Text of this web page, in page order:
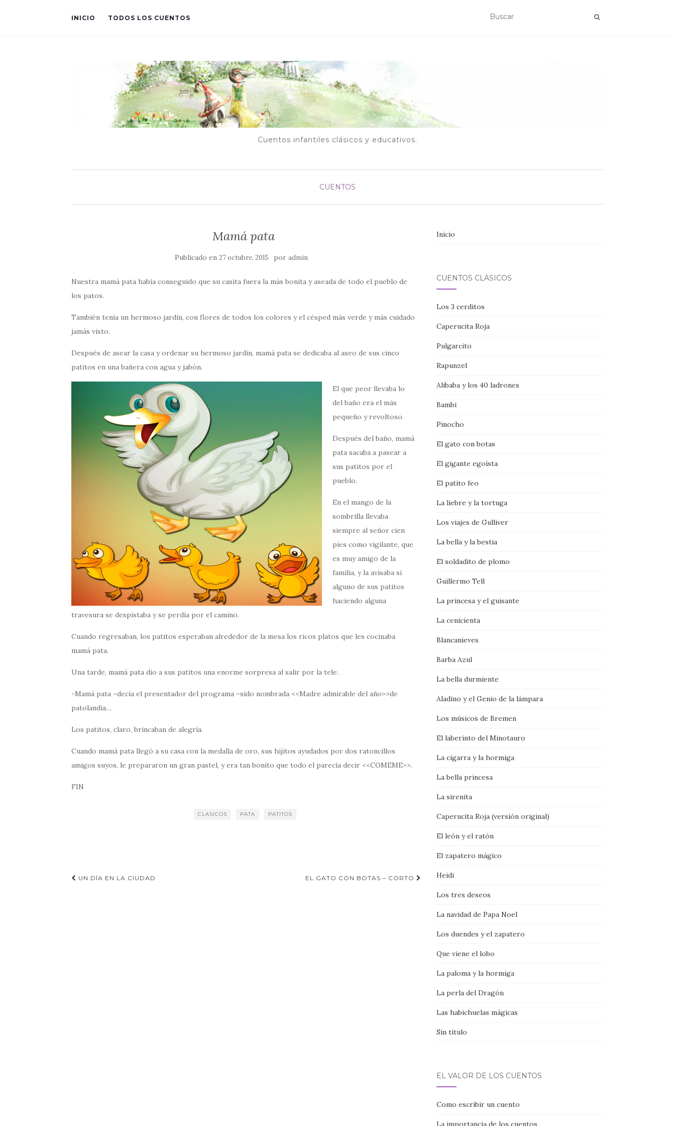
INICIO TODOS LOS CUENTOS
Cuentos infantiles clásicos y educativos.
CUENTOS
Mamá pata
Publicado en 27 octubre, 2015 por admin
Nuestra mamá pata había conseguido que su casita fuera la más bonita y aseada de todo el pueblo de
los patos.
También tenía un hermoso jardín, con flores de todos los colores y el césped más verde y más cuidado
jamás visto.
Después de asear la casa y ordenar su hermoso jardín, mamá pata se dedicaba al aseo de sus cinco
patitos en una bañera con agua y jabón.
El que peor llevaba lo
del baño era el más
pequeño y revoltoso.
Después del baño, mamá
pata sacaba a pasear a
sus patitos por el
pueblo.
En el mango de la
sombrilla llevaba
siempre al señor cien
pies como vigilante, que
es muy amigo de la
familia, y la avisaba si
alguno de sus patitos
haciendo alguna
travesura se despistaba y se perdía por el camino.
Cuando regresaban, los patitos esperaban alrededor de la mesa los ricos platos que les cocinaba
mamá pata.
Una tarde, mamá pata dio a sus patitos una enorme sorpresa al salir por la tele.
-Mamá pata –decía el presentador del programa –sido nombrada <<Madre admirable del año>>de
patolandia…
Los patitos, claro, brincaban de alegría.
Cuando mamá pata llegó a su casa con la medalla de oro, sus hijitos ayudados por dos ratoncillos
amigos suyos, le prepararon un gran pastel, y era tan bonito que todo el parecía decir <<COMEME>>.
FIN
CLASICOS PATA PATITOS
Navegación
UN DÍA EN LA CIUDAD EL GATO CON BOTAS – CORTO
Inicio
CUENTOS CLÁSICOS
Los 3 cerditos
Caperucita Roja
Pulgarcito
Rapunzel
Alibaba y los 40 ladrones
Bambi
Pinocho
El gato con botas
El gigante egoísta
El patito feo
La liebre y la tortuga
Los viajes de Gulliver
La bella y la bestia
El soldadito de plomo
Guillermo Tell
La princesa y el guisante
La cenicienta
Blancanieves
Barba Azul
La bella durmiente
Aladino y el Genio de la lámpara
Los músicos de Bremen
El laberinto del Minotauro
La cigarra y la hormiga
La bella princesa
La sirenita
Caperucita Roja (versión original)
El león y el ratón
El zapatero mágico
Heidi
Los tres deseos
La navidad de Papa Noel
Los duendes y el zapatero
Que viene el lobo
La paloma y la hormiga
La perla del Dragón
Las habichuelas mágicas
Sin título
EL VALOR DE LOS CUENTOS
Como escribir un cuento
La importancia de los cuentos